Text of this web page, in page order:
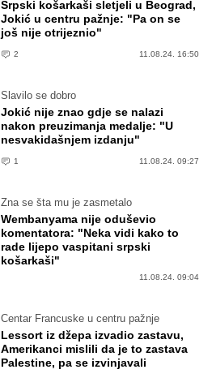
Srpski košarkaši sletjeli u Beograd,
Jokić u centru pažnje: "Pa on se
još nije otrijeznio"
2 11.08.24. 16:50
Slavilo se dobro
Jokić nije znao gdje se nalazi
nakon preuzimanja medalje: "U
nesvakidašnjem izdanju"
1 11.08.24. 09:27
Zna se šta mu je zasmetalo
Wembanyama nije oduševio
komentatora: "Neka vidi kako to
rade lijepo vaspitani srpski
košarkaši"
11.08.24. 09:04
Centar Francuske u centru pažnje
Lessort iz džepa izvadio zastavu,
Amerikanci mislili da je to zastava
Palestine, pa se izvinjavali